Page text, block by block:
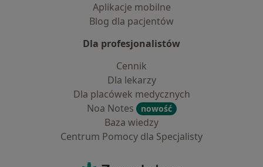
Aplikacje mobilne
Blog dla pacjentów
Dla profesjonalistów
Cennik
Dla lekarzy
Dla placówek medycznych
Noa Notes
nowość
Baza wiedzy
Centrum Pomocy dla Specjalisty